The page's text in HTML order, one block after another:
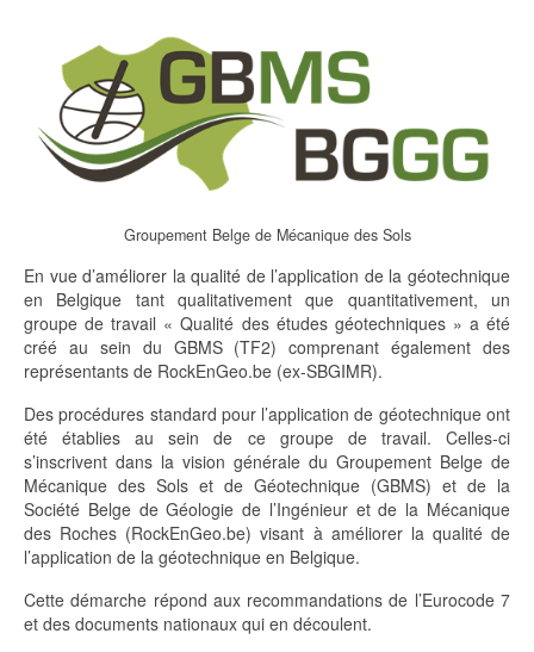
Groupement Belge de Mécanique des Sols
En vue d’améliorer la qualité de l’application de la géotechnique
en Belgique tant qualitativement que quantitativement, un
groupe de travail « Qualité des études géotechniques » a été
créé au sein du GBMS (TF2) comprenant également des
représentants de RockEnGeo.be (ex-SBGIMR).
Des procédures standard pour l’application de géotechnique ont
été établies au sein de ce groupe de travail. Celles-ci
s’inscrivent dans la vision générale du Groupement Belge de
Mécanique des Sols et de Géotechnique (GBMS) et de la
Société Belge de Géologie de l’Ingénieur et de la Mécanique
des Roches (RockEnGeo.be) visant à améliorer la qualité de
l’application de la géotechnique en Belgique.
Cette démarche répond aux recommandations de l’Eurocode 7
et des documents nationaux qui en découlent.